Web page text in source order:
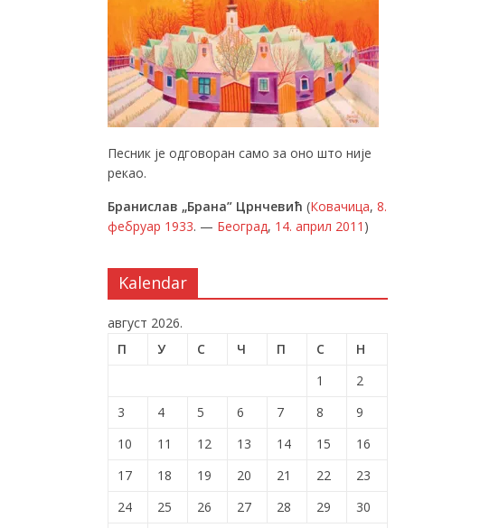
Песник је одговоран само за оно што није
рекао.
Бранислав „Брана” Црнчевић (Ковачица, 8.
фебруар 1933. — Београд, 14. април 2011 )
Kalendar
август 2026.
П
У С Ч П С
Н
1
2
3
4 5 6 7 8
9
10
11 12 13 14 15
16
17
18 19 20 21 22
23
24
25 26 27 28 29
30